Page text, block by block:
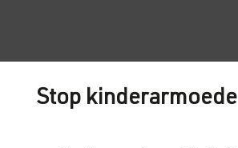
Stop kinderarmoede